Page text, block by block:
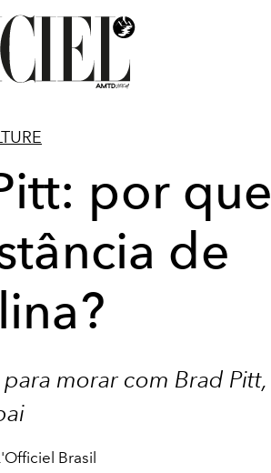
por que
de
morar com Brad Pitt,
Brasil